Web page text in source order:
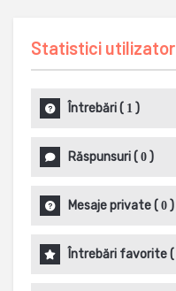
Statistici utilizator
Întrebări( 1 )
Răspunsuri( 0 )
Mesaje private( 0 )
Întrebări favorite(